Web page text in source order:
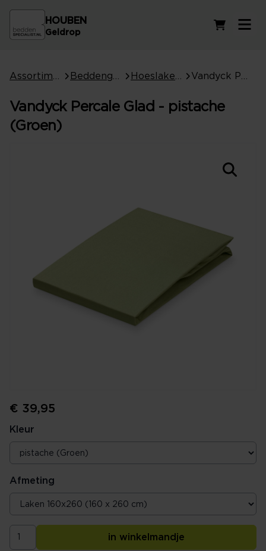
HOUBEN
Geldrop
Vandyck Percale Glad - pistache
(Groen)
€ 39,95
Kleur
Afmeting
in winkelmandje